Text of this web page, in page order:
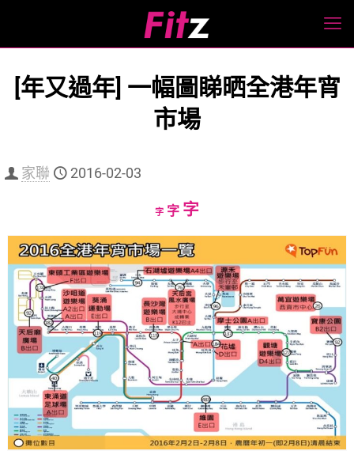
[年又過年] 一幅圖睇晒全港年宵
市場
家聯 2016-02-03
字Decrease
size.
字Reset
size.
字Increase